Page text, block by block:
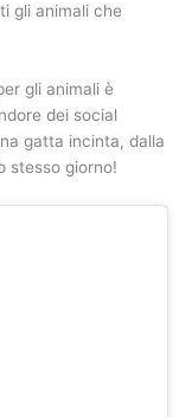
gli animali che
gli animali è
dei social
gatta incinta, dalla
stesso giorno!